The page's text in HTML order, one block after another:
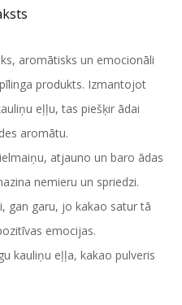
aromātisks un emocionāli
produkts. Izmantojot
eļļu, tas piešķir ādai
aromātu.
atjauno un baro ādas
nemieru un spriedzi.
gan garu, jo kakao satur tā
emocijas.
kauliņu eļļa, kakao pulveris